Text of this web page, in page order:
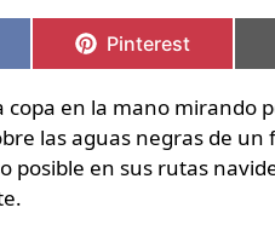
en
Pinterest
en la mano mirando
las aguas negras de
posible en sus rutas
en